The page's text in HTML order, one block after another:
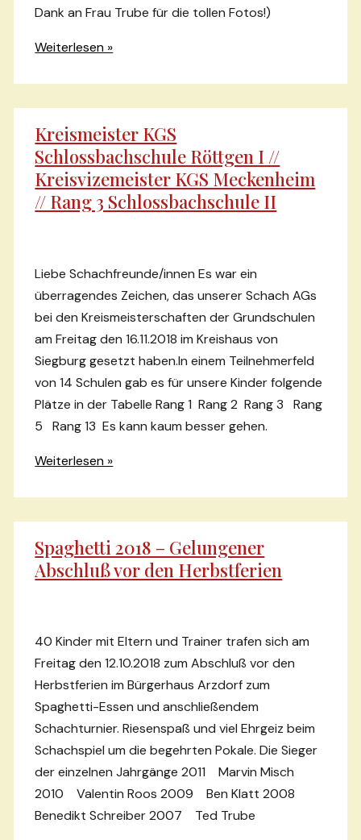
Dank an Frau Trube für die tollen Fotos!)
Impressionen
Fritzdorfer
Jugendopen,
am
17.11.2018
Weiterlesen »
Kreismeister KGS
Schlossbachschule Röttgen I //
Kreisvizemeister KGS Meckenheim
// Rang 3 Schlossbachschule II
Liebe Schachfreunde/innen Es war ein
überragendes Zeichen, das unserer Schach AGs
bei den Kreismeisterschaften der Grundschulen
am Freitag den 16.11.2018 im Kreishaus von
Siegburg gesetzt haben.In einem Teilnehmerfeld
von 14 Schulen gab es für unsere Kinder folgende
Plätze in der Tabelle Rang 1 Rang 2 Rang 3 Rang
5 Rang 13 Es kann kaum besser gehen.
Kreismeister
Schlossbachschule
Röttgen
I
//
Meckenheim
//
Rang
3
Schlossbachschule
II
Weiterlesen »
Spaghetti 2018 – Gelungener
Abschluß vor den Herbstferien
40 Kinder mit Eltern und Trainer trafen sich am
Freitag den 12.10.2018 zum Abschluß vor den
Herbstferien im Bürgerhaus Arzdorf zum
Spaghetti-Essen und anschließendem
Schachturnier. Riesenspaß und viel Ehrgeiz beim
Schachspiel um die begehrten Pokale. Die Sieger
der einzelnen Jahrgänge 2011 Marvin Misch
2010 Valentin Roos 2009 Ben Klatt 2008
Benedikt Schreiber 2007 Ted Trube